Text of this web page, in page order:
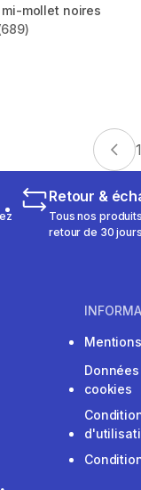
mollet noires
from 689 reviews
1
Retour &
Tous nos
retour de 30
cookies